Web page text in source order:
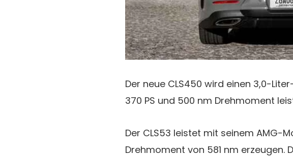
Der neue CLS450 wird einen 3,0-
370 PS und 500 nm Drehmoment
Der CLS53 leistet mit seinem AMG-
Drehmoment von 581 nm erzeugen.